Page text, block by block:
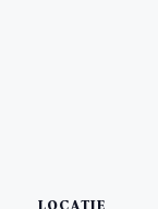
LOCATIE